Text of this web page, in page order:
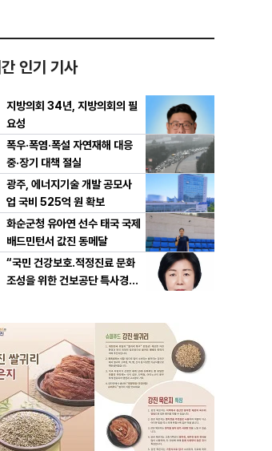
인기 기사
지방의회 34년, 지방의회의 필
요성
폭우·폭염·폭설 자연재해 대응
중·장기 대책 절실
광주, 에너지기술 개발 공모사
업 국비 525억 원 확보
화순군청 유아연 선수 태국 국제
배드민턴서 값진 동메달
“국민 건강보호․적정진료 문화
조성을 위한 건보공단 특사경제